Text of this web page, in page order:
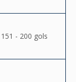
151 - 200 gols